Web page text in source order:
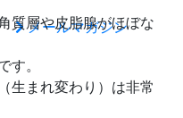
メールマガジン
質層や皮脂腺がほぼな
す。
生まれ変わり）は非常